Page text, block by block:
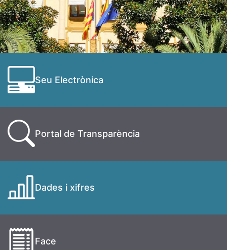
Seu Electrònica
Portal de Transparència
Dades i xifres
Face